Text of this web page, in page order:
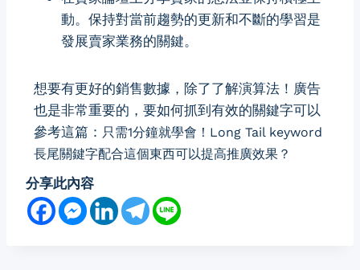
動。保持對當前趨勢的更新和不斷的學習是
發展賣家業務的關鍵。
想要有更好的銷售數據，除了了解演算法！廣告
也是非常重要的，要如何抓到有效的關鍵字可以
參考這篇： 只需1分鐘就學會！Long Tail keyword
長尾關鍵字配合這個東西可以提高推廣效果？
分享此內容